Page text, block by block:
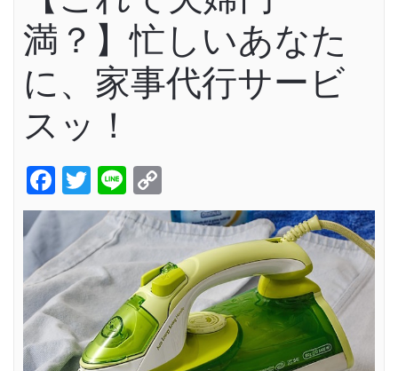
満？】忙しいあなた
に、家事代行サービ
スッ！
Facebook
Twitter
Line
Link